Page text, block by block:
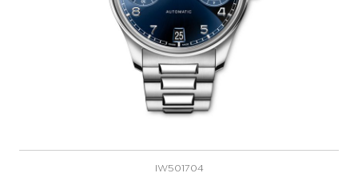
IW501704